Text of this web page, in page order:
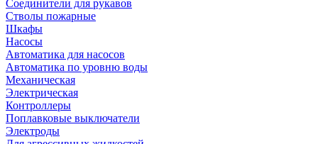
Соединители для рукавов
Стволы пожарные
Шкафы
Насосы
Автоматика для насосов
Автоматика по уровню воды
Механическая
Электрическая
Контроллеры
Поплавковые выключатели
Электроды